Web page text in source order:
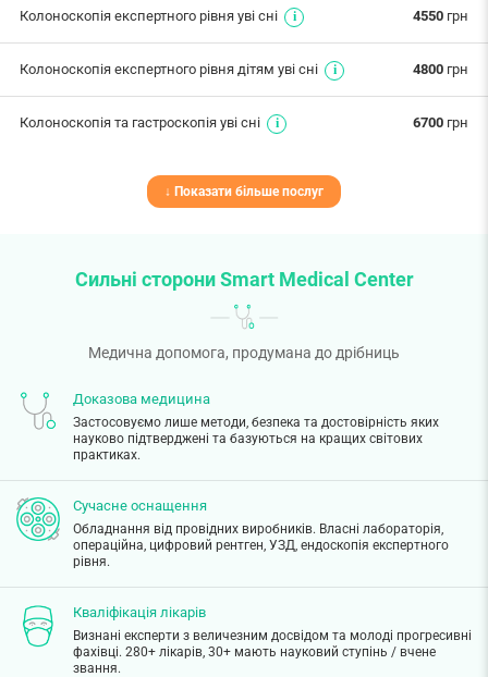
4550 грн
Колоноскопія експертного рівня уві сні
4800 грн
Колоноскопія експертного рівня дітям уві сні
6700 грн
Колоноскопія та гастроскопія уві сні
↓ Показати більше послуг
Сильні сторони Smart Medical Center
Медична допомога, продумана до дрібниць
Доказова медицина
Застосовуємо лише методи, безпека та достовірність яких
науково підтверджені та базуються на кращих світових
практиках.
Сучасне оснащення
Обладнання від провідних виробників. Власні лабораторія,
операційна, цифровий рентген, УЗД, ендоскопія експертного
рівня.
Кваліфікація лікарів
Визнані експерти з величезним досвідом та молоді прогресивні
фахівці. 280+ лікарів, 30+ мають науковий ступінь / вчене
звання.